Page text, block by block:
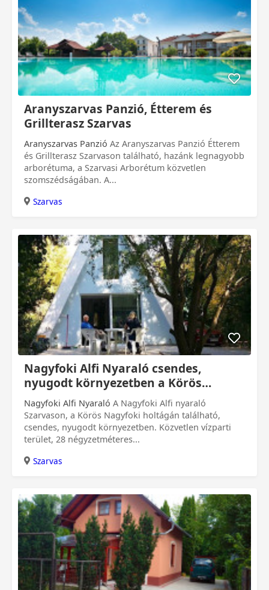
Aranyszarvas Panzió, Étterem és
Grillterasz Szarvas
Aranyszarvas Panzió
és Grillterasz Szarvason található, hazánk legnagyobb
arborétuma, a Szarvasi Arborétum közvetlen
szomszédságában. A...
Szarvas
0 Ft
Nagyfoki Alfi Nyaraló csendes,
nyugodt környezetben a Körös
Nagyfoki holtágán
Nagyfoki Alfi Nyaraló
Szarvason, a Körös Nagyfoki holtágán található,
csendes, nyugodt környezetben. Közvetlen vízparti
terület, 28 négyzetméteres...
Szarvas